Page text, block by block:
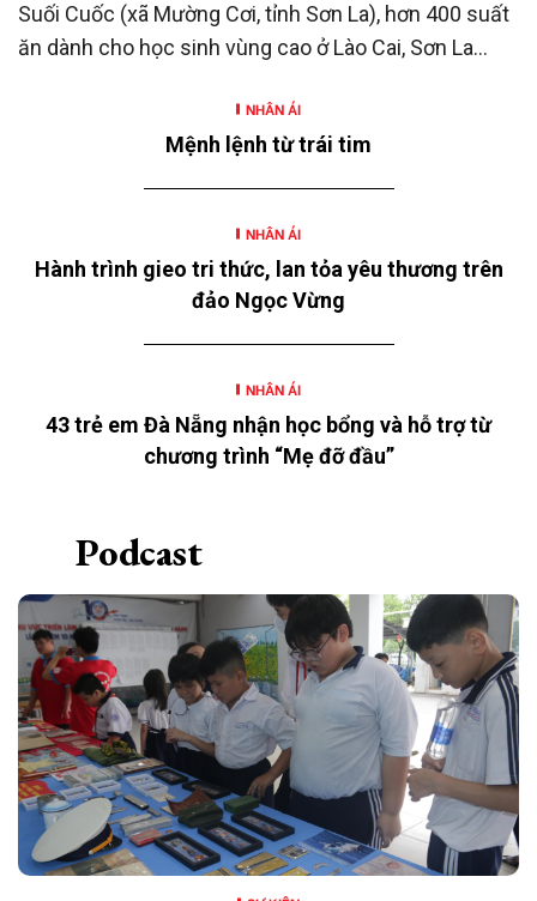
Suối Cuốc (xã Mường Cơi, tỉnh Sơn La), hơn 400 suất
ăn dành cho học sinh vùng cao ở Lào Cai, Sơn La
động nằm trong chương trình “SeABankers Vì trẻ
thơ” năm 2026 với chủ đề “Mùa hè yêu thương” của
Ngân hàng TMCP Đông Nam Á (SeABank, HOSE:
NHÂN ÁI
Mệnh lệnh từ trái tim
NHÂN ÁI
Hành trình gieo tri thức, lan tỏa yêu thương trên
đảo Ngọc Vừng
NHÂN ÁI
43 trẻ em Đà Nẵng nhận học bổng và hỗ trợ từ
chương trình “Mẹ đỡ đầu”
Podcast